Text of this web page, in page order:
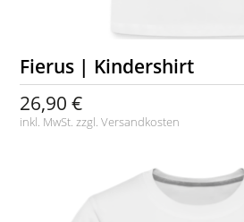
Fierus | Kindershirt
26,90 €
inkl. MwSt. zzgl.Versandkosten